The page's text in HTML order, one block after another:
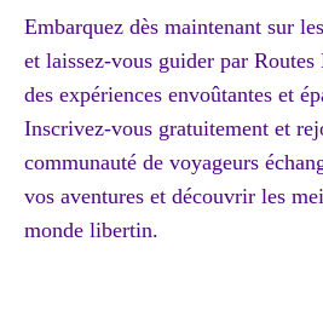
Embarquez dès maintenant sur
et laissez-vous guider par
des expériences envoûtantes et
Inscrivez-vous gratuitement et
communauté de voyageurs
vos aventures et découvrir les
monde libertin.